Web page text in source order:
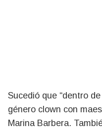
Sucedió que “dentro
género clown con
Marina Barbera.